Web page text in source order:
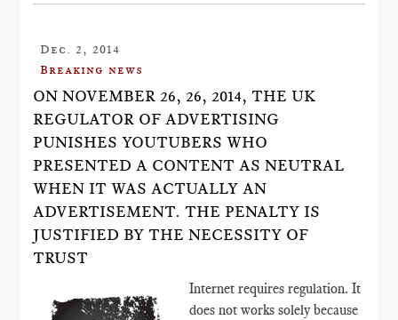
Dec. 2, 2014
Breaking news
ON NOVEMBER 26, 26, 2014, THE UK
REGULATOR OF ADVERTISING
PUNISHES YOUTUBERS WHO
PRESENTED A CONTENT AS NEUTRAL
WHEN IT WAS ACTUALLY AN
ADVERTISEMENT. THE PENALTY IS
JUSTIFIED BY THE NECESSITY OF
TRUST
Internet requires regulation. It
does not works solely because